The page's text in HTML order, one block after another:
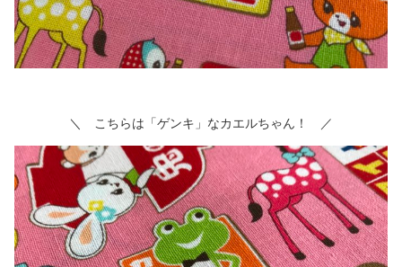
＼ こちらは「ゲンキ」なカエルちゃん！ ／